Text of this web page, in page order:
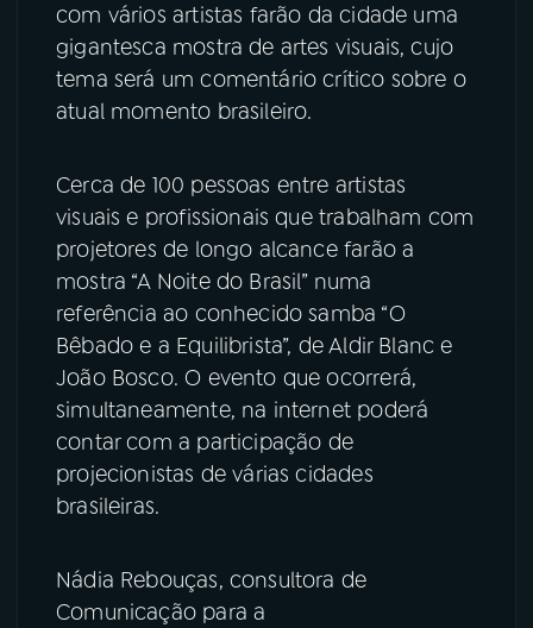
com vários artistas farão da cidade uma
gigantesca mostra de artes visuais, cujo
tema será um comentário crítico sobre o
atual momento brasileiro.
Cerca de 100 pessoas entre artistas
visuais e profissionais que trabalham com
projetores de longo alcance farão a
mostra “A Noite do Brasil” numa
referência ao conhecido samba “O
Bêbado e a Equilibrista”, de Aldir Blanc e
João Bosco. O evento que ocorrerá,
simultaneamente, na internet poderá
contar com a participação de
projecionistas de várias cidades
brasileiras.
Nádia Rebouças, consultora de
Comunicação para a